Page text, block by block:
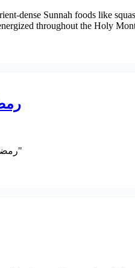
dense Sunnah foods like
throughout the Holy
رمضان کے
"رمضان 2026 کے بارے میں ہر وہ چیز جو آپ کو جاننے کی ضرورت ہے: قواعد، استثنیٰ اور صحت کے فوائد۔"